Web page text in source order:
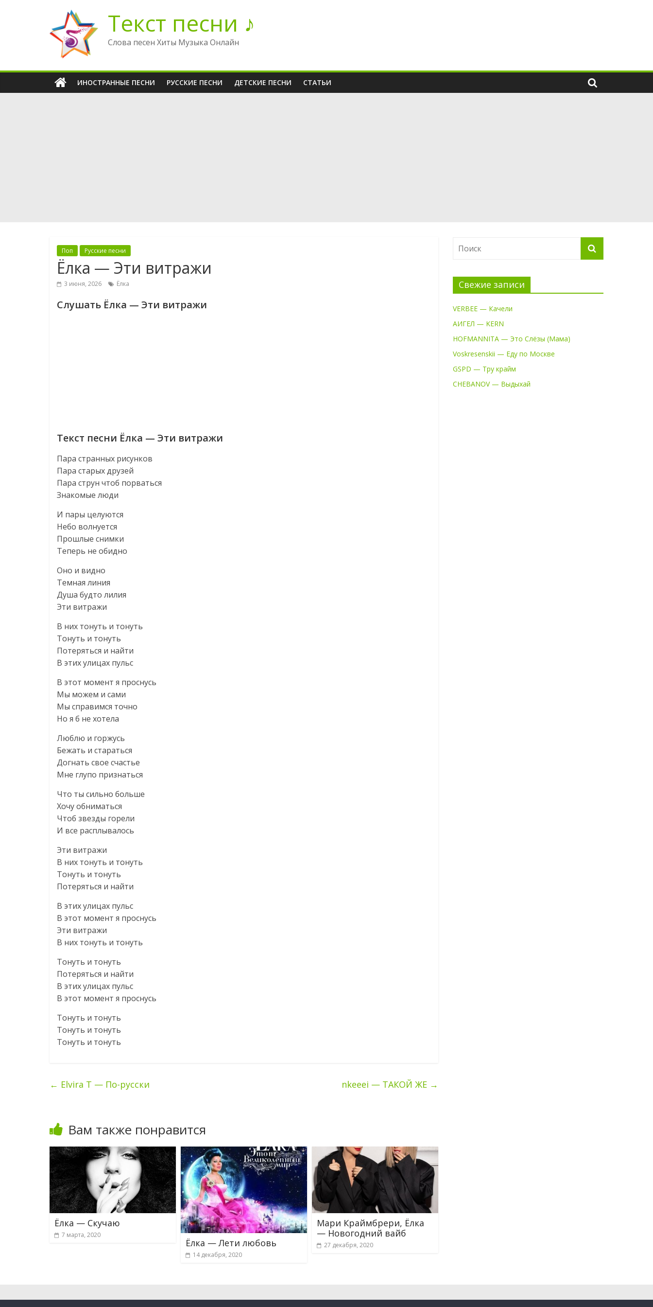
содержимому
Текст песни ♪
Слова песен Хиты Музыка Онлайн
ИНОСТРАННЫЕ ПЕСНИ РУССКИЕ ПЕСНИ ДЕТСКИЕ ПЕСНИ СТАТЬИ
Поп Русские песни
Ёлка — Эти витражи
3 июня, 2026 Ёлка
Слушать Ёлка — Эти витражи
Текст песни Ёлка — Эти витражи
Пара странных рисунков
Пара старых друзей
Пара струн чтоб порваться
Знакомые люди
И пары целуются
Небо волнуется
Прошлые снимки
Теперь не обидно
Оно и видно
Темная линия
Душа будто лилия
Эти витражи
В них тонуть и тонуть
Тонуть и тонуть
Потеряться и найти
В этих улицах пульс
В этот момент я проснусь
Мы можем и сами
Мы справимся точно
Но я б не хотела
Люблю и горжусь
Бежать и стараться
Догнать свое счастье
Мне глупо признаться
Что ты сильно больше
Хочу обниматься
Чтоб звезды горели
И все расплывалось
Эти витражи
В них тонуть и тонуть
Тонуть и тонуть
Потеряться и найти
В этих улицах пульс
В этот момент я проснусь
Эти витражи
В них тонуть и тонуть
Тонуть и тонуть
Потеряться и найти
В этих улицах пульс
В этот момент я проснусь
Тонуть и тонуть
Тонуть и тонуть
Тонуть и тонуть
← Elvira T — По-русски nkeeei — ТАКОЙ ЖЕ →
Вам также понравится
Ёлка — Скучаю
7 марта, 2020
Ёлка — Лети любовь
14 декабря, 2020
Мари Краймбрери, Ёлка
— Новогодний вайб
27 декабря, 2020
Свежие записи
VERBEE — Качели
АИГЕЛ — KERN
HOFMANNITA — Это Слёзы (Мама)
Voskresenskii — Еду по Москве
GSPD — Тру крайм
CHEBANOV — Выдыхай